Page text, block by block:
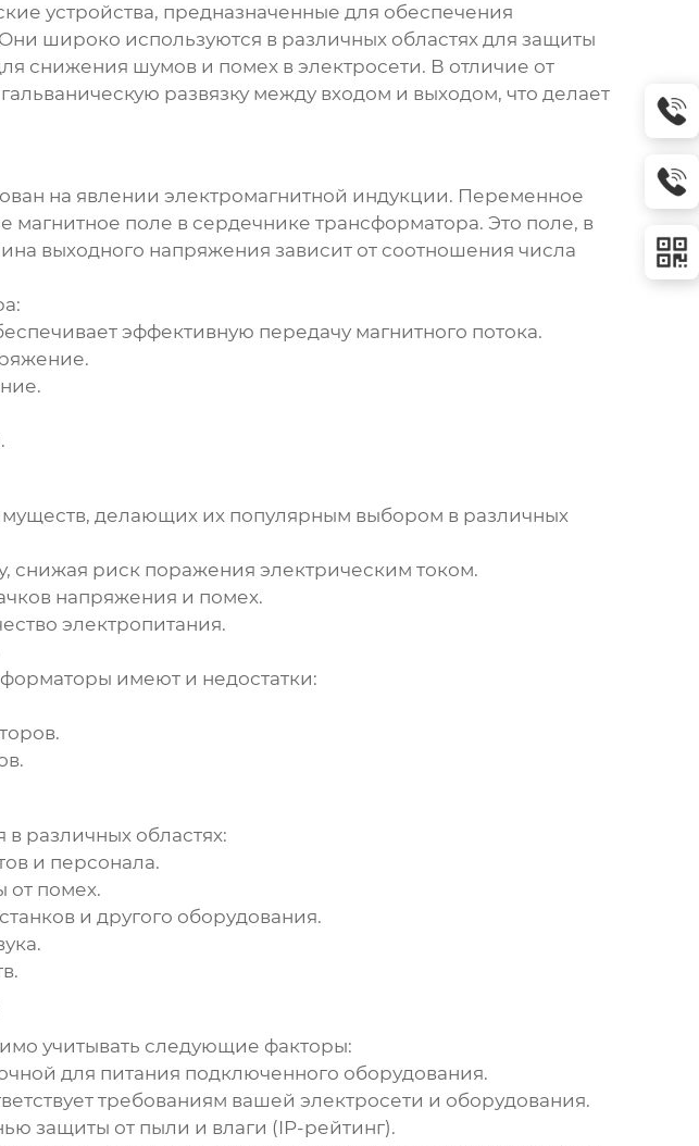
устройства, предназначенные для обеспечения
широко используются в различных областях для защиты
снижения шумов и помех в электросети. В отличие от
развязку между входом и выходом, что делает
на явлении электромагнитной индукции. Переменное
поле в сердечнике трансформатора. Это поле, в
выходного напряжения зависит от соотношения числа
:
эффективную передачу магнитного потока.
делающих их популярным выбором в различных
снижая риск поражения электрическим током.
напряжения и помех.
электропитания.
имеют и недостатки:
различных областях:
и персонала.
от помех.
и другого оборудования.
учитывать следующие факторы:
для питания подключенного оборудования.
требованиям вашей электросети и оборудования.
защиты от пыли и влаги (IP-рейтинг).